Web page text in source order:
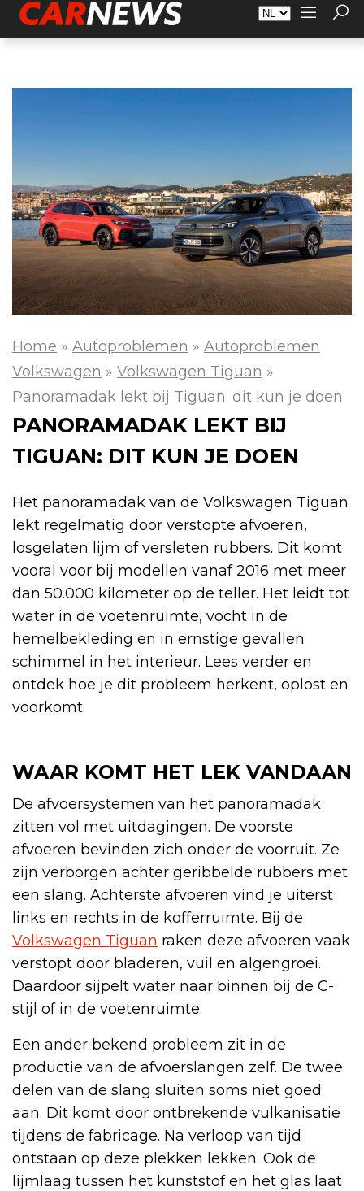
Adverteren Over Carnews.nl Contact
Home » Autoproblemen » Autoproblemen
Volkswagen » Volkswagen Tiguan »
Panoramadak lekt bij Tiguan: dit kun je doen
PANORAMADAK LEKT BIJ
TIGUAN: DIT KUN JE DOEN
Het panoramadak van de Volkswagen Tiguan
lekt regelmatig door verstopte afvoeren,
losgelaten lijm of versleten rubbers. Dit komt
vooral voor bij modellen vanaf 2016 met meer
dan 50.000 kilometer op de teller. Het leidt tot
water in de voetenruimte, vocht in de
hemelbekleding en in ernstige gevallen
schimmel in het interieur. Lees verder en
ontdek hoe je dit probleem herkent, oplost en
voorkomt.
WAAR KOMT HET LEK VANDAAN
De afvoersystemen van het panoramadak
zitten vol met uitdagingen. De voorste
afvoeren bevinden zich onder de voorruit. Ze
zijn verborgen achter geribbelde rubbers met
een slang. Achterste afvoeren vind je uiterst
links en rechts in de kofferruimte. Bij de
Volkswagen Tiguan raken deze afvoeren vaak
verstopt door bladeren, vuil en algengroei.
Daardoor sijpelt water naar binnen bij de C-
stijl of in de voetenruimte.
Een ander bekend probleem zit in de
productie van de afvoerslangen zelf. De twee
delen van de slang sluiten soms niet goed
aan. Dit komt door ontbrekende vulkanisatie
tijdens de fabricage. Na verloop van tijd
ontstaan op deze plekken lekken. Ook de
lijmlaag tussen het kunststof en het glas laat